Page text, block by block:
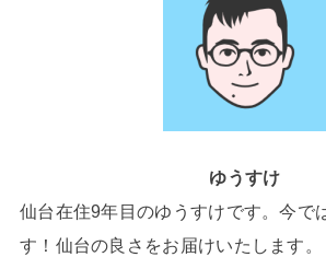
ゆうすけ
仙台在住9年目のゆうすけです。今で
す！仙台の良さをお届けいたします。